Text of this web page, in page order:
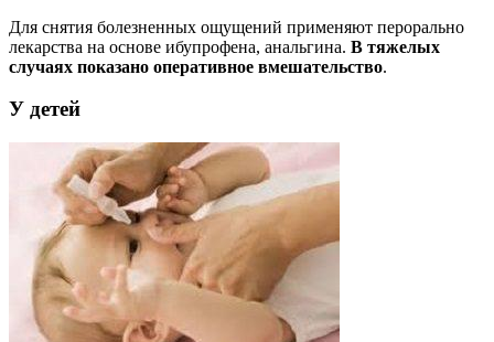
Для снятия болезненных ощущений применяют перорально
лекарства на основе ибупрофена, анальгина. В тяжелых
случаях показано оперативное вмешательство.
У детей